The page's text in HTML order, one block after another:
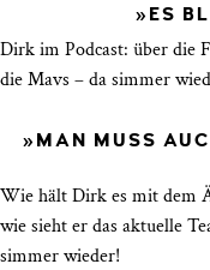
»ES
Dirk im Podcast: über die
die Mavs – da simmer
»MAN MUSS
Wie hält Dirk es mit dem
wie sieht er das aktuelle
simmer wieder!